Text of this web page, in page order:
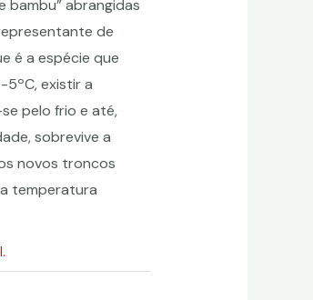
bambu” abrangidas
de
é a espécie que
existir a
pelo frio e até,
sobrevive a
novos troncos
temperatura